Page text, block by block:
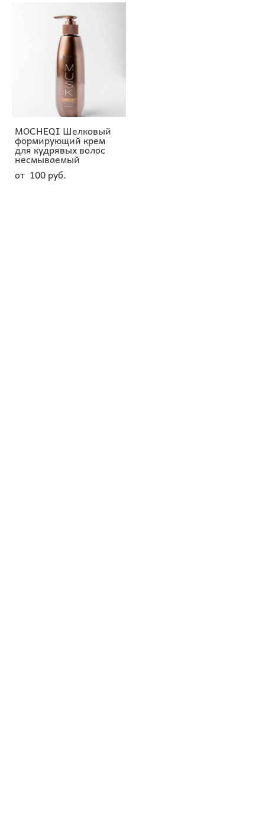
MOCHEQI Шелковый
формирующий крем
для кудрявых волос
несмываемый
от 100 pуб.